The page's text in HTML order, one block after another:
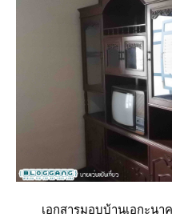
เอกสารมอบบ้านเอกะน